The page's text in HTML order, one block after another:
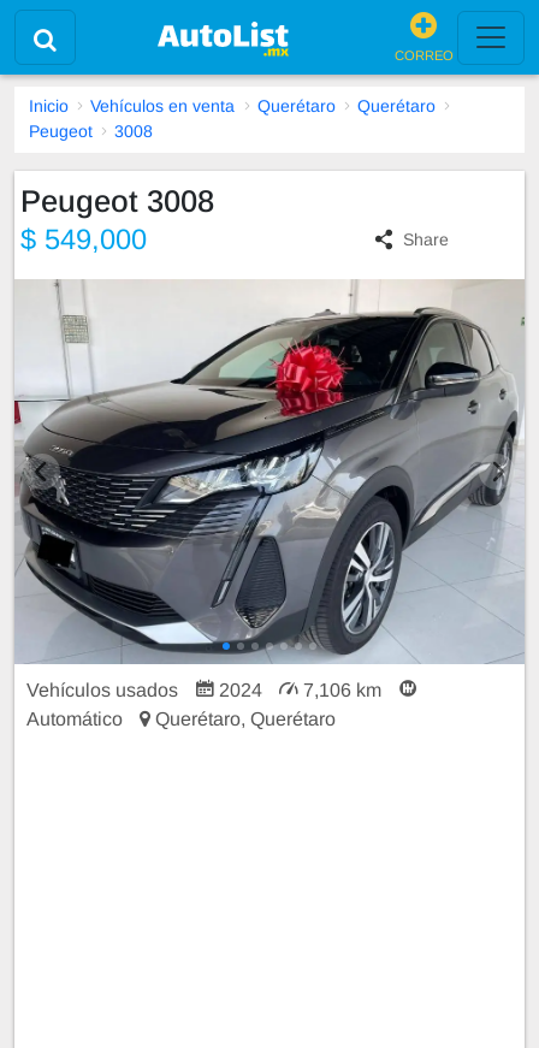
CORREO
Inicio Vehículos en venta Querétaro
Querétaro
Peugeot
3008
Peugeot 3008
$ 549,000 Share
Vehículos usados 2024
7,106 km
Automático
Querétaro, Querétaro